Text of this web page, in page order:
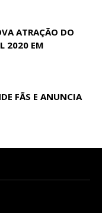
ATRAÇÃO DO
2020 EM
FÃS E ANUNCIA